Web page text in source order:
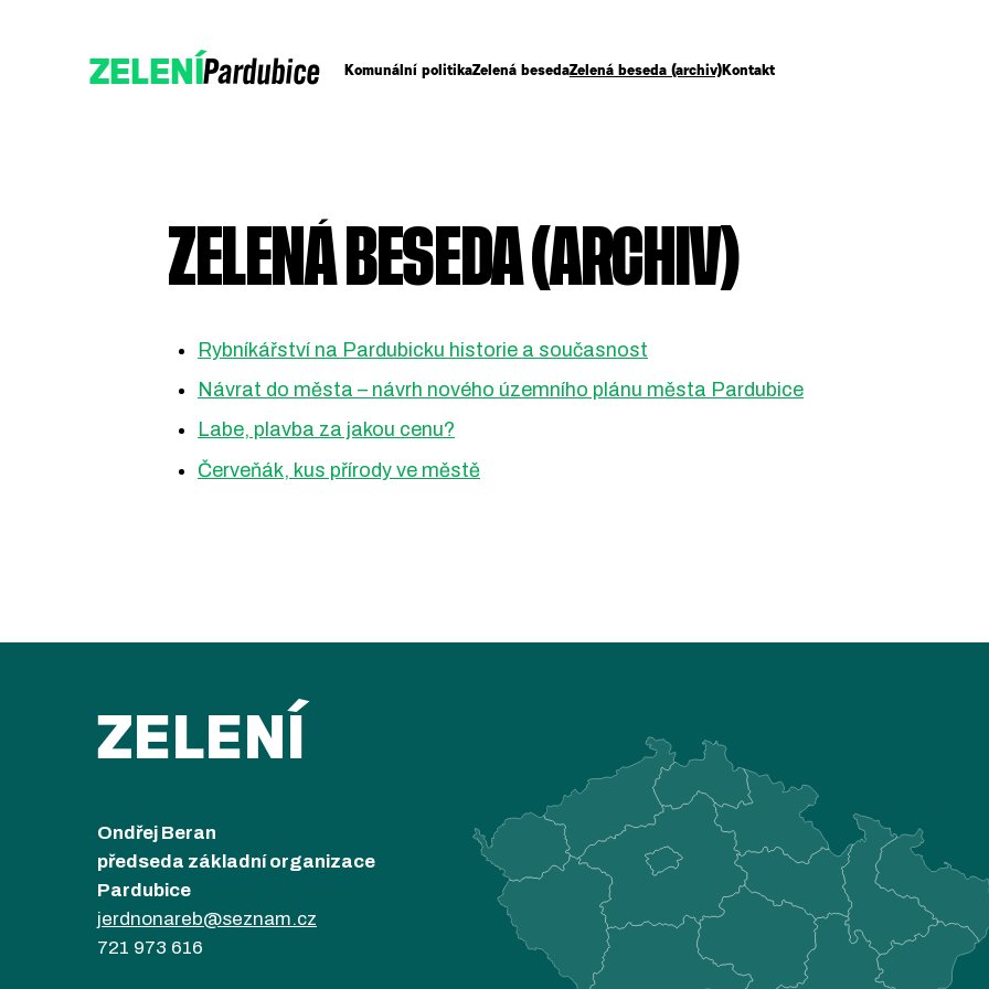
ZELENÍPardubice Komunální politikaZelená besedaZelená beseda (archiv)Kontakt
ZELENÁ BESEDA (ARCHIV)
Rybníkářství na Pardubicku historie a současnost
Návrat do města – návrh nového územního plánu města Pardubice
Labe, plavba za jakou cenu?
Červeňák, kus přírody ve městě
ZELENÍ
Ondřej Beran
předseda základní organizace
Pardubice
jerdnonareb@seznam.cz
721 973 616